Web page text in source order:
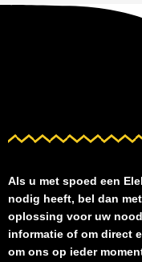
Als u met spoed een
nodig heeft, bel dan
oplossing voor uw
informatie of om direct
om ons op ieder